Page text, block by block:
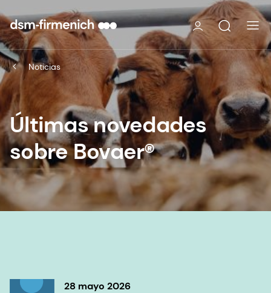
Noticias
Últimas novedades
sobre Bovaer®
28 mayo 2026